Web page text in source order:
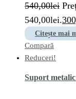
540,00lei
540,00lei.
Citește mai
Compară
Reduceri!
Suport